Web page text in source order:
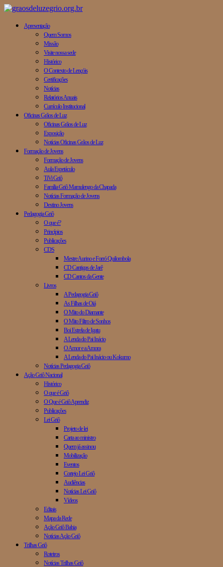
Apresentação
Quem Somos
Missão
Visite nossa sede
Histórico
O Contexto de Lençóis
Certificações
Notícias
Relatórios Anuais
Currículo Institucional
Oficinas Grãos de Luz
Oficinas Grãos de Luz
Exposição
Notícias Oficinas Grãos de Luz
Formação de Jovens
Formação de Jovens
Aula Espetáculo
TiVi Griô
Família Griô Mamulengo da Chapada
Notícias Formação de Jovens
Destino Jovens
Pedagogia Griô
O que é?
Princípios
Publicações
CDS
Mestre Aurino e Forró Quilombola
CD Cantigas de Jarê
CD Cantos da Gente
Livros
A Pedagogia Griô
As Filhas de Oiá
O Mito do Diamante
O Mito Filtro de Sonhos
Boi Estrela de Igatu
A Lenda do Pai Inácio
O Amor e a Amora
A Lenda do Pai Inácio ou Kokumo
Notícias Pedagogia Griô
Ação Griô Nacional
Histórico
O que é Griô
O Que é Griô Aprendiz
Publicações
Lei Griô
Projeto de lei
Carta ao ministro
Quem já assinou
Mobilização
Eventos
Cortejo Lei Griô
Audiências
Notícias Lei Griô
Vídeos
Editais
Mapa da Rede
Ação Griô Bahia
Notícias Ação Griô
Trilhas Griô
Roteiros
Notícias Trilhas Griô